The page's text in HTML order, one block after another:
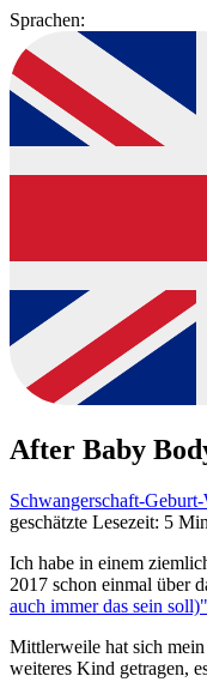
Sprachen:
After Baby
Schwangerschaft-
geschätzte Lesezeit: 5
Ich habe in einem
2017 schon einmal über
auch immer das sein soll)"
Mittlerweile hat sich
weiteres Kind getragen,